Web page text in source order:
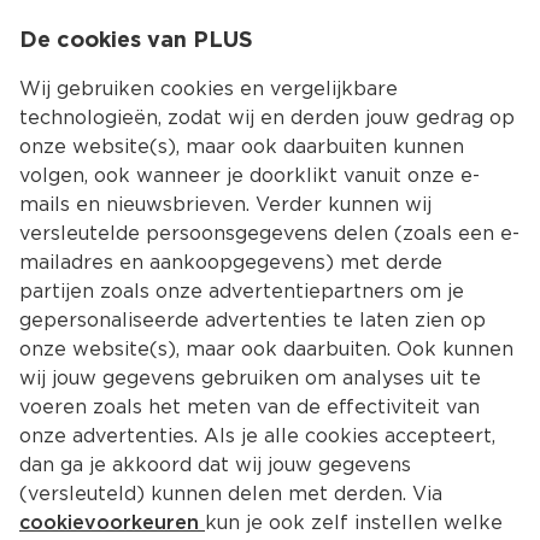
Kies jouw
Organisatie
28-07-2021
Veiligheidswaarschuwing
omtrent PLUS Naturel Dressing
PLUS supermarkten haalt PLUS Naturel Dressing
terug.In een ingrediënt (johannesbroodpitmeel)
dat gebruikt is in dit artikel is een te hoog gehalte
van het gewasbeschermingsmiddel ethyleenoxide
De cookies van PLUS
Wij gebruiken cookies en vergelijkbare
technologieën, zodat wij en derden jouw gedrag op
onze website(s), maar ook daarbuiten kunnen
volgen, ook wanneer je doorklikt vanuit onze e-
mails en nieuwsbrieven. Verder kunnen wij
versleutelde persoonsgegevens delen (zoals een e-
mailadres en aankoopgegevens) met derde
partijen zoals onze advertentiepartners om je
gepersonaliseerde advertenties te laten zien op
onze website(s), maar ook daarbuiten. Ook kunnen
wij jouw gegevens gebruiken om analyses uit te
voeren zoals het meten van de effectiviteit van
onze advertenties. Als je alle cookies accepteert,
dan ga je akkoord dat wij jouw gegevens
(versleuteld) kunnen delen met derden. Via
cookievoorkeuren kun je ook zelf instellen welke